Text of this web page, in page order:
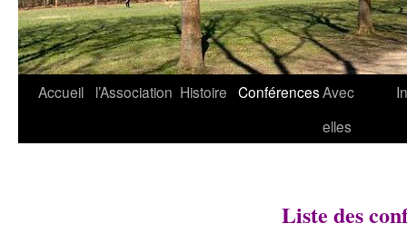
Aller
Accueil l’Association Histoire ConférencesAvec
elles
Liste des